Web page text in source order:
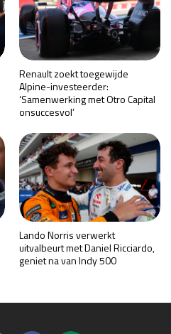
Renault zoekt toegewijde
Alpine-investeerder:
‘Samenwerking met Otro Capital
onsuccesvol’
Lando Norris verwerkt
uitvalbeurt met Daniel Ricciardo,
geniet na van Indy 500